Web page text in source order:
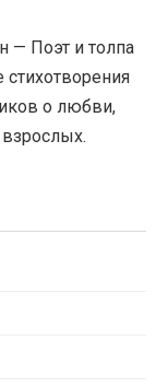
— Поэт и толпа
о любви,